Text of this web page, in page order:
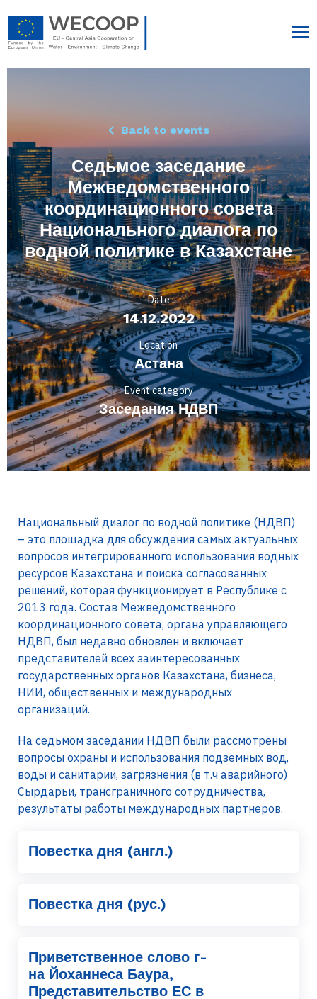
Back to events
Седьмое заседание
Межведомственного
координационного совета
Национального диалога по
водной политике в Казахстане
Date
14.12.2022
Location
Астана
Event category
Заседания НДВП
Национальный диалог по водной политике (НДВП)
– это площадка для обсуждения самых актуальных
вопросов интегрированного использования водных
ресурсов Казахстана и поиска согласованных
решений, которая функционирует в Республике с
2013 года. Состав Межведомственного
координационного совета, органа управляющего
НДВП, был недавно обновлен и включает
представителей всех заинтересованных
государственных органов Казахстана, бизнеса,
НИИ, общественных и международных
организаций.
На седьмом заседании НДВП были рассмотрены
вопросы охраны и использования подземных вод,
воды и санитарии, загрязнения (в т.ч аварийного)
Сырдарьи, трансграничного сотрудничества,
результаты работы международных партнеров.
Повестка дня (англ.)
Повестка дня (рус.)
Приветственное слово г-
на Йоханнеса Баура,
Представительство ЕС в